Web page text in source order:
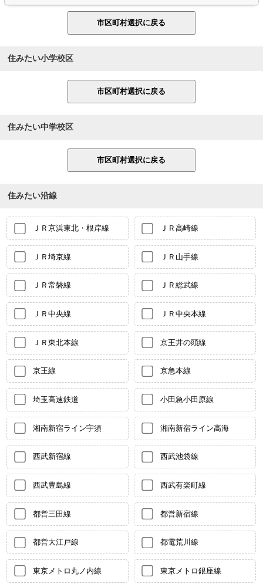
住みたい小学校区
住みたい中学校区
住みたい沿線
ＪＲ京浜東北・根岸線 ＪＲ高崎線
ＪＲ埼京線 ＪＲ山手線
ＪＲ常磐線 ＪＲ総武線
ＪＲ中央線 ＪＲ中央本線
ＪＲ東北本線 京王井の頭線
京王線 京急本線
埼玉高速鉄道 小田急小田原線
湘南新宿ライン宇須 湘南新宿ライン高海
西武新宿線 西武池袋線
西武豊島線 西武有楽町線
都営三田線 都営新宿線
都営大江戸線 都電荒川線
東京メトロ丸ノ内線 東京メトロ銀座線